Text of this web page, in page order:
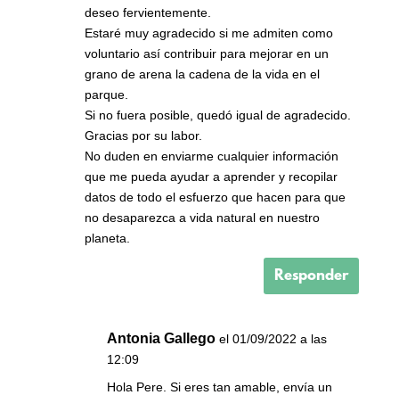
deseo fervientemente.
Estaré muy agradecido si me admiten como
voluntario así contribuir para mejorar en un
grano de arena la cadena de la vida en el
parque.
Si no fuera posible, quedó igual de agradecido.
Gracias por su labor.
No duden en enviarme cualquier información
que me pueda ayudar a aprender y recopilar
datos de todo el esfuerzo que hacen para que
no desaparezca a vida natural en nuestro
planeta.
Responder
Antonia Gallego el 01/09/2022 a las
12:09
Hola Pere. Si eres tan amable, envía un